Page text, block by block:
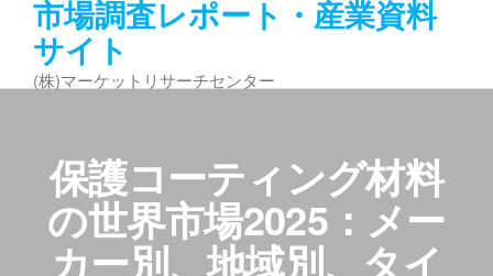
ン
市場調査レポート・産業資料
サイト
(株)マーケットリサーチセンター
保護コーティング材料
の世界市場2025：メー
カー別、地域別、タイ